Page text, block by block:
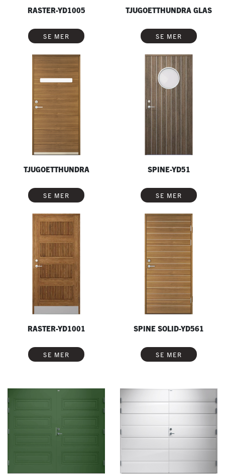
RASTER-YD1005
SE MER
TJUGOETTHUNDRA GLAS
SE MER
TJUGOETTHUNDRA
SE MER
SPINE-YD51
SE MER
RASTER-YD1001
SE MER
SPINE SOLID-YD561
SE MER